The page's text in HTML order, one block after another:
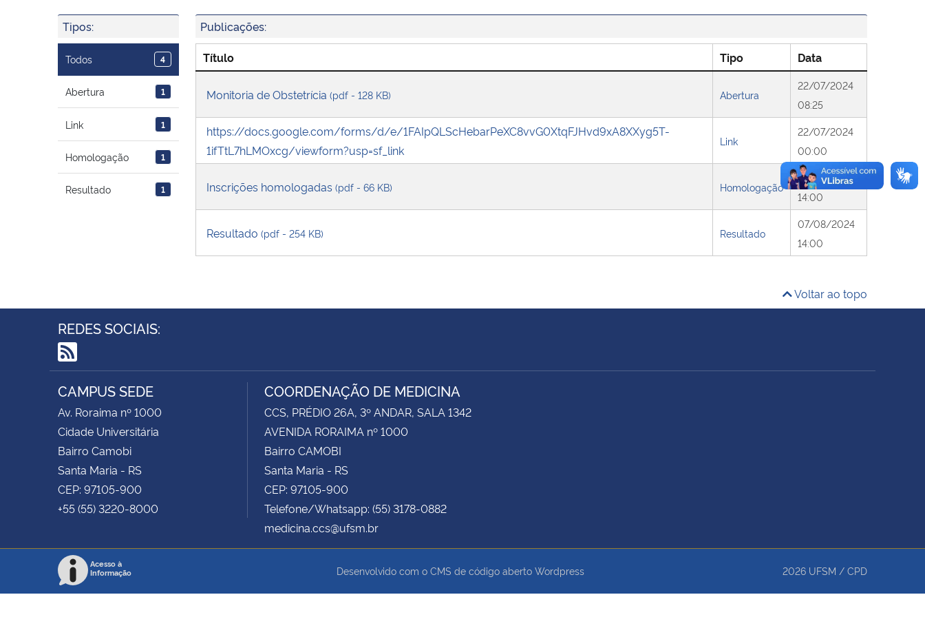
Tipos:
Todos 4
Abertura 1
Link 1
Homologação 1
Resultado 1
Publicações:
Título Tipo Data
Monitoria de Obstetrícia (pdf - 128 KB) Abertura
22/07/2024
08:25
https://docs.google.com/forms/d/e/1FAIpQLScHebarPeXC8vvG0XtqFJHvd9xA8XXyg5T-
1ifTtL7hLMOxcg/viewform?usp=sf_link
Link
22/07/2024
00:00
Inscrições homologadas (pdf - 66 KB) Homologação
02/08/2024
14:00
Resultado (pdf - 254 KB) Resultado
07/08/2024
14:00
Voltar ao topo
REDES SOCIAIS:
RSS
CAMPUS SEDE
Av. Roraima nº 1000
Cidade Universitária
Bairro Camobi
Santa Maria - RS
CEP: 97105-900
+55 (55) 3220-8000
COORDENAÇÃO DE MEDICINA
CCS, PRÉDIO 26A, 3º ANDAR, SALA 1342
AVENIDA RORAIMA nº 1000
Bairro CAMOBI
Santa Maria - RS
CEP: 97105-900
Telefone/Whatsapp: (55) 3178-0882
medicina.ccs@ufsm.br
Acesso à
Informação
Desenvolvido com o CMS de código aberto Wordpress 2026 UFSM / CPD